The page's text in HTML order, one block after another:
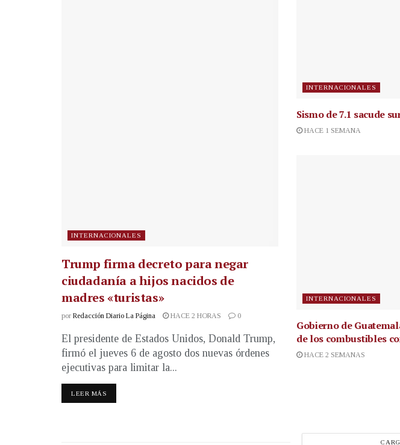
INTERNACIONALES
Trump firma decreto para negar
ciudadanía a hijos nacidos de
madres «turistas»
por Redacción Diario La Página HACE 2 HORAS 0
El presidente de Estados Unidos, Donald Trump,
firmó el jueves 6 de agosto dos nuevas órdenes
ejecutivas para limitar la...
LEER MÁS
INTERNACIONALES
Sismo de 7.1 sacude
HACE 1 SEMANA
INTERNACIONALES
Gobierno de
de los combustibles
HACE 2 SEMANAS